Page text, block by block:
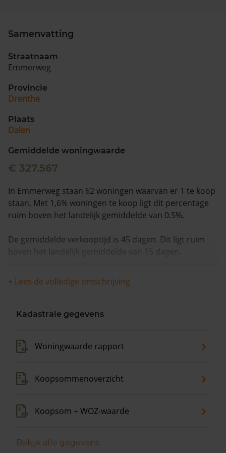
Samenvatting
Straatnaam
Emmerweg
Provincie
Drenthe
Plaats
Dalen
Gemiddelde woningwaarde
€ 327.567
In Emmerweg staan 62 woningen waarvan er 1 te koop
staan. Met 1,6% woningen te koop ligt dit percentage
ruim boven het landelijk gemiddelde van 0.5%.
De gemiddelde verkooptijd is 45 dagen. Dit ligt ruim
boven het landelijk gemiddelde van 15 dagen.
De gemiddelde huizenprijs is €649.000. De gemiddelde
vraagprijs is €649.000. In de afgelopen 12 maanden is
+ Lees de volledige omschrijving
Kadastrale gegevens
Woningwaarde rapport
Koopsommenoverzicht
Koopsom + WOZ-waarde
Bekijk alle gegevens